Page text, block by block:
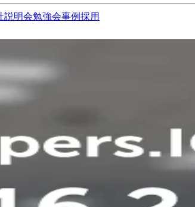
説明会勉強会事例採用